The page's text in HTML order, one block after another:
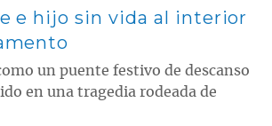
e hijo sin vida al interior
un puente festivo de descanso
en una tragedia rodeada de